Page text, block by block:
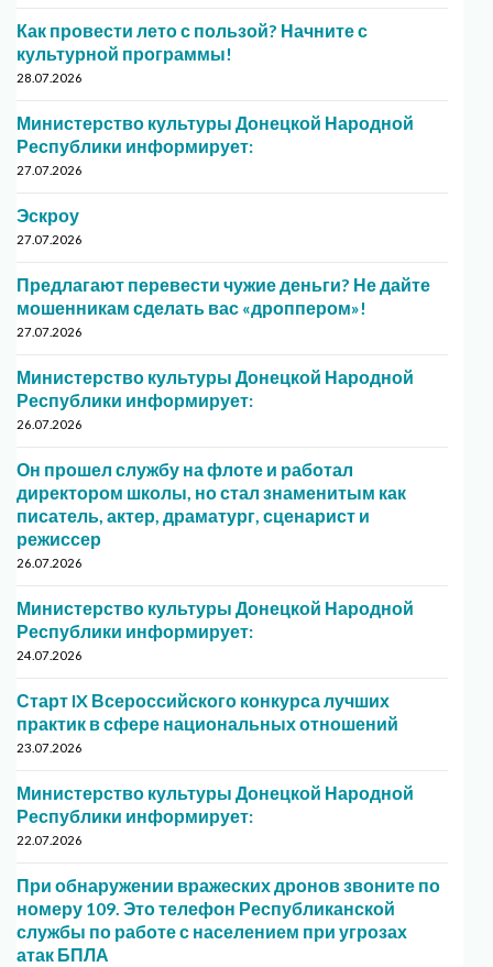
Как провести лето с пользой? Начните с
культурной программы!
28.07.2026
Министерство культуры Донецкой Народной
Республики информирует:
27.07.2026
Эскроу
27.07.2026
Предлагают перевести чужие деньги? Не дайте
мошенникам сделать вас «дроппером»!
27.07.2026
Министерство культуры Донецкой Народной
Республики информирует:
26.07.2026
Он прошел службу на флоте и работал
директором школы, но стал знаменитым как
писатель, актер, драматург, сценарист и
режиссер
26.07.2026
Министерство культуры Донецкой Народной
Республики информирует:
24.07.2026
Старт IX Всероссийского конкурса лучших
практик в сфере национальных отношений
23.07.2026
Министерство культуры Донецкой Народной
Республики информирует:
22.07.2026
При обнаружении вражеских дронов звоните по
номеру 109. Это телефон Республиканской
службы по работе с населением при угрозах
атак БПЛА